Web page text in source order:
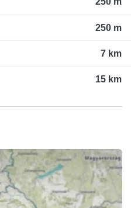
250 m
7 km
15 km